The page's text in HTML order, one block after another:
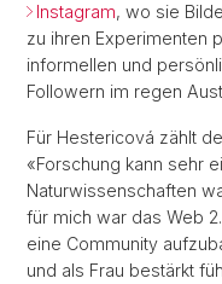
Instagram, wo sie
zu ihren Experimenten
informellen und
Followern im regen
Für Hestericová zählt
«Forschung kann sehr
Naturwissenschaften
für mich war das Web
eine Community
und als Frau bestärkt